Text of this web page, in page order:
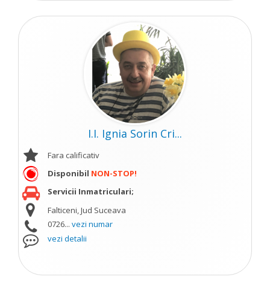
I.I. Ignia Sorin Cri...
Fara calificativ
Disponibil NON-STOP!
Servicii Inmatriculari;
Falticeni, Jud Suceava
0726... vezi numar
vezi detalii